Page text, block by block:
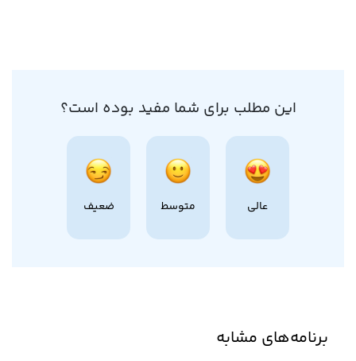
این مطلب برای شما مفید بوده است؟
عالی متوسط ضعیف
برنامه‌های مشابه